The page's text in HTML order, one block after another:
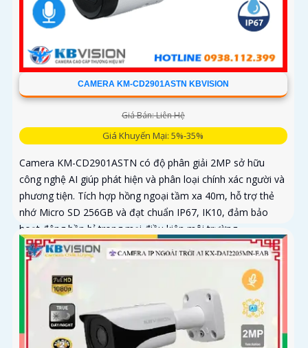
CAMERA KM-CD2901ASTN KBVISION
Giá Bán: Liên Hệ
Giá Khuyến Mại: 5%-35%
Camera KM-CD2901ASTN có độ phân giải 2MP sở hữu
công nghệ AI giúp phát hiện và phân loại chính xác người và
phương tiện. Tích hợp hồng ngoại tầm xa 40m, hỗ trợ thẻ
nhớ Micro SD 256GB và đạt chuẩn IP67, IK10, đảm bảo
hoạt động bền bỉ trong mọi điều kiện môi trường